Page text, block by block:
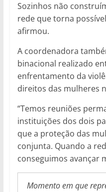
Sozinhos não
rede que torna
afirmou.
A coordenadora
binacional realizado
enfrentamento da
direitos das mulheres
“Temos reuniões
instituições dos dois
que a proteção das
conjunta. Quando a
conseguimos avançar
Momento em que